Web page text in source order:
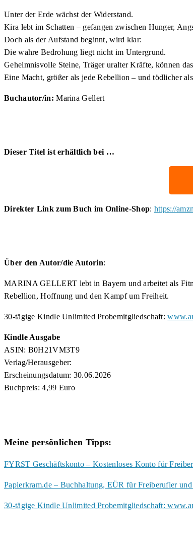
Unter der Erde wächst der Widerstand.
Kira lebt im Schatten – gefangen zwischen Hunger,
Doch als der Aufstand beginnt, wird klar:
Die wahre Bedrohung liegt nicht im Untergrund.
Geheimnisvolle Steine, Träger uralter Kräfte, können
Eine Macht, größer als jede Rebellion – und tödlicher
Buchautor/in:Marina Gellert
Dieser Titel ist erhältlich bei …
Direkter Link zum Buch im Online-Shop: https://
Über den Autor/die Autorin:
MARINA GELLERT lebt in Bayern und arbeitet als
Rebellion, Hoffnung und den Kampf um Freiheit.
30-tägige Kindle Unlimited Probemitgliedschaft:
Kindle Ausgabe
ASIN: B0H21VM3T9
Verlag/Herausgeber:
Erscheinungsdatum: 30.06.2026
Buchpreis: 4,99 Euro
Meine persönlichen Tipps:
FYRST Geschäftskonto – Kostenloses Konto für
Papierkram.de – Buchhaltung, EÜR für Freiberufler
30-tägige Kindle Unlimited Probemitgliedschaft: